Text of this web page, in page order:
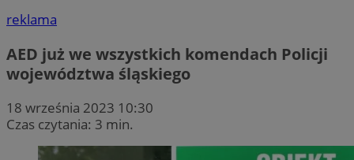
reklama
AED już we wszystkich komendach Policji
województwa śląskiego
18 września 2023 10:30
Czas czytania: 3 min.